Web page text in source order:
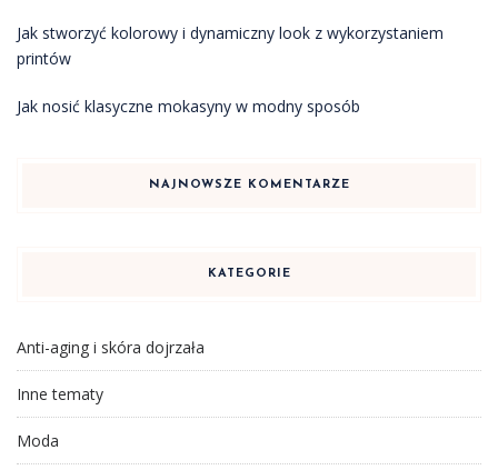
Jak stworzyć kolorowy i dynamiczny look z wykorzystaniem
printów
Jak nosić klasyczne mokasyny w modny sposób
NAJNOWSZE KOMENTARZE
KATEGORIE
Anti-aging i skóra dojrzała
Inne tematy
Moda